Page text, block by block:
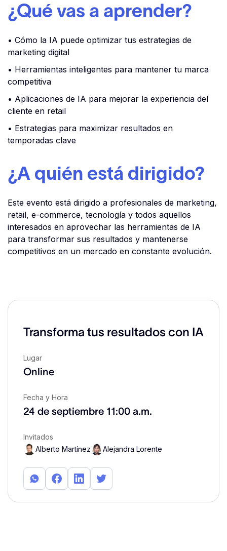
¿Qué vas a aprender?
• Cómo la IA puede optimizar tus estrategias de
marketing digital
• Herramientas inteligentes para mantener tu marca
competitiva
• Aplicaciones de IA para mejorar la experiencia del
cliente en retail
• Estrategias para maximizar resultados en
temporadas clave
¿A quién está dirigido?
Este evento está dirigido a profesionales de marketing,
retail, e-commerce, tecnología y todos aquellos
interesados en aprovechar las herramientas de IA
para transformar sus resultados y mantenerse
competitivos en un mercado en constante evolución.
Transforma tus resultados con IA
Lugar
Online
Fecha y Hora
24 de septiembre 11:00 a.m.
Invitados
Alberto Martínez
Alejandra Lorente